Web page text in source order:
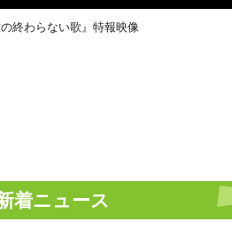
終わらない歌』特報映像
着ニュース